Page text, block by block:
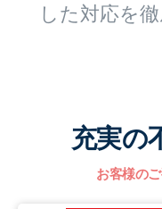
した対応を
充実の
お客様の